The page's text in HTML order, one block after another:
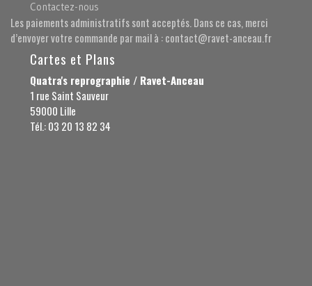
Contactez-nous
Les paiements administratifs sont acceptés. Dans ce cas, merci
d’envoyer votre commande par mail à : contact@ravet-anceau.fr
Cartes et Plans
Quatra's reprographie / Ravet-Anceau
1 rue Saint Sauveur
59000 Lille
Tél.: 03 20 13 82 34